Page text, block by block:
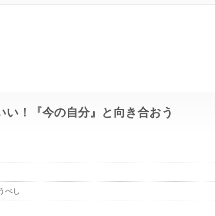
い！『今の自分』と向き合おう
べし